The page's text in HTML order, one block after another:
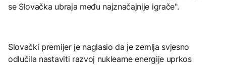
se Slovačka ubraja među najznačajnije igrače".
Slovački premijer je naglasio da je zemlja svjesno
odlučila nastaviti razvoj nuklearne energije uprkos